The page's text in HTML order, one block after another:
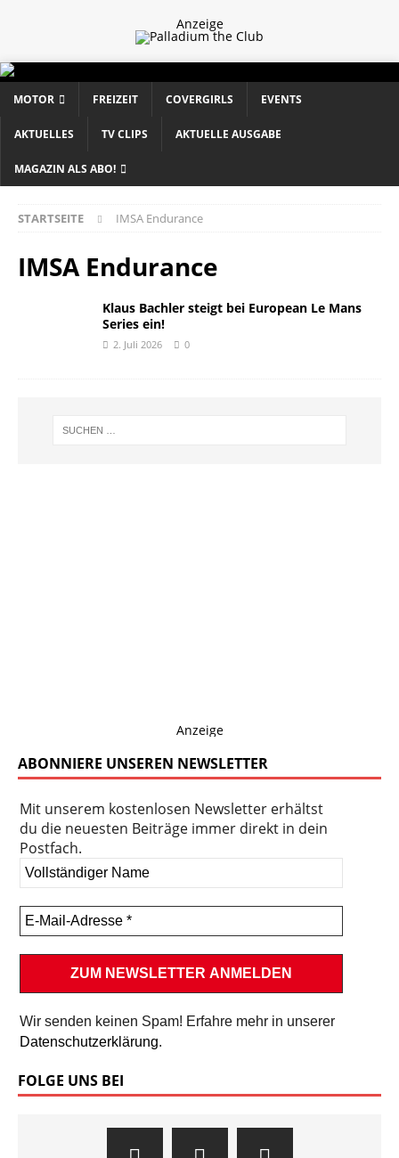
Anzeige
MOTOR FREIZEIT COVERGIRLS EVENTS
AKTUELLES TV CLIPS AKTUELLE AUSGABE
MAGAZIN ALS ABO!
STARTSEITE IMSA Endurance
IMSA Endurance
Klaus Bachler steigt bei European Le Mans
Series ein!
2. Juli 2026 0
Anzeige
ABONNIERE UNSEREN NEWSLETTER
Mit unserem kostenlosen Newsletter erhältst
du die neuesten Beiträge immer direkt in dein
Postfach.
Wir senden keinen Spam! Erfahre mehr in unserer
Datenschutzerklärung.
FOLGE UNS BEI